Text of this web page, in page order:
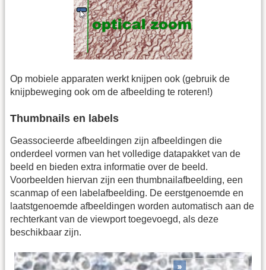
Op mobiele apparaten werkt knijpen ook (gebruik de
knijpbeweging ook om de afbeelding te roteren!)
Thumbnails en labels
Geassocieerde afbeeldingen zijn afbeeldingen die
onderdeel vormen van het volledige datapakket van de
beeld en bieden extra informatie over de beeld.
Voorbeelden hiervan zijn een thumbnailafbeelding, een
scanmap of een labelafbeelding. De eerstgenoemde en
laatstgenoemde afbeeldingen worden automatisch aan de
rechterkant van de viewport toegevoegd, als deze
beschikbaar zijn.